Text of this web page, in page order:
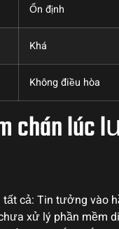
Ổn định
Khá
Không điều hòa
chán lúc
cả: Tin tưởng vào
xử lý phần mềm